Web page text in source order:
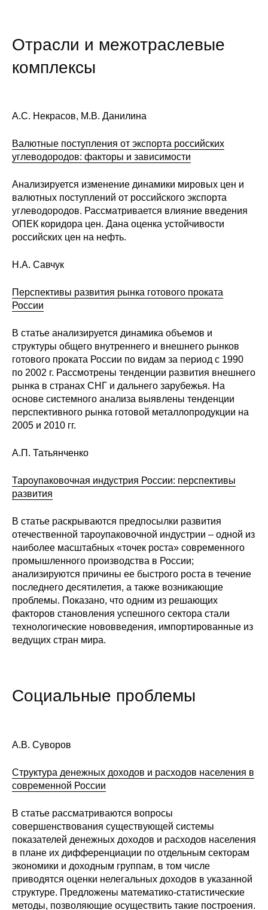
Редакционная этика
Семинары
Энергетический семинар
Российско-французский семинар
Ученый совет
Материалы
О совете
Регулярные прогнозы
Квартальный прогноз
Краткосрочный прогноз
производства
Российская Система Климатического
Мониторинга
Центр «Климатическая политика и
экономика России»
Образование и карьера
Кафедра МАДИ
Об аспирантуре
Поступление
Нормативные документы
Диссертационный совет
О совете
Отрасли и межотраслевые
комплексы
А.С. Некрасов, М.В. Данилина
Валютные поступления от экспорта российских
углеводородов: факторы и зависимости
Анализируется изменение динамики мировых цен и
валютных поступлений от российского экспорта
углеводородов. Рассматривается влияние введения
ОПЕК коридора цен. Дана оценка устойчивости
российских цен на нефть.
Н.А. Савчук
Перспективы развития рынка готового проката
России
В статье анализируется динамика объемов и
структуры общего внутреннего и внешнего рынков
готового проката России по видам за период с 1990
по 2002 г. Рассмотрены тенденции развития внешнего
рынка в странах СНГ и дальнего зарубежья. На
основе системного анализа выявлены тенденции
перспективного рынка готовой металлопродукции на
2005 и 2010 гг.
А.П. Татьянченко
Тароупаковочная индустрия России: перспективы
развития
В статье раскрываются предпосылки развития
отечественной тароупаковочной индустрии – одной из
наиболее масштабных «точек роста» современного
промышленного производства в России;
анализируются причины ее быстрого роста в течение
последнего десятилетия, а также возникающие
проблемы. Показано, что одним из решающих
факторов становления успешного сектора стали
технологические нововведения, импортированные из
ведущих стран мира.
Социальные проблемы
А.В. Суворов
Структура денежных доходов и расходов населения в
современной России
В статье рассматриваются вопросы
совершенствования существующей системы
показателей денежных доходов и расходов населения
в плане их дифференциации по отдельным секторам
экономики и доходным группам, в том числе
приводятся оценки нелегальных доходов в указанной
структуре. Предложены математико-статистические
методы, позволяющие осуществить такие построения.